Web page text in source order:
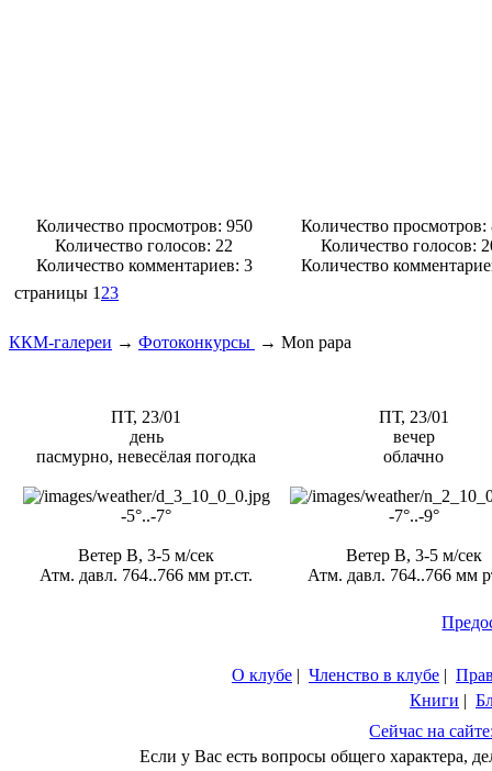
Количество просмотров: 950
Количество голосов: 22
Количество комментариев: 3
Количество просмотров:
Количество голосов:
Количество
страницы 1 23
ККМ-галереи → Фотоконкурсы → Mon papa
ПТ, 23/01
день
пасмурно, невесёлая погодка
-5°..-7°
Ветер В, 3-5 м/сек
Атм. давл. 764..766 мм рт.ст.
ПТ, 23/01
вечер
облачно
-7°..-9°
Ветер В, 3-5 м/сек
Атм. давл. 764..766 мм
О клубе | Членство в клубе |
Книги |
Сейчас на
Если у Вас есть вопросы общего характера,